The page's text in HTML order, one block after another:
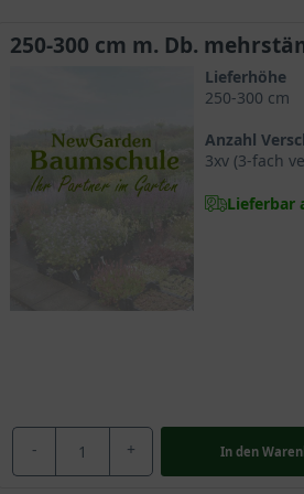
anspruchslos. Sie bevorzugt sowohl
und erweist sich dort als
Wurzelwerk versorgt. Die
Gärtner zum Schwärmen bringt.
Platanus orientalis als gut
250-300 cm m. Db.
Lieferhöhe
250-300 cm
Anzahl
3xv (3-fach
Lieferbar
- + In den